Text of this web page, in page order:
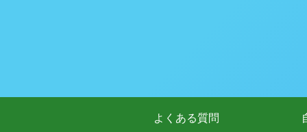
よくある質問